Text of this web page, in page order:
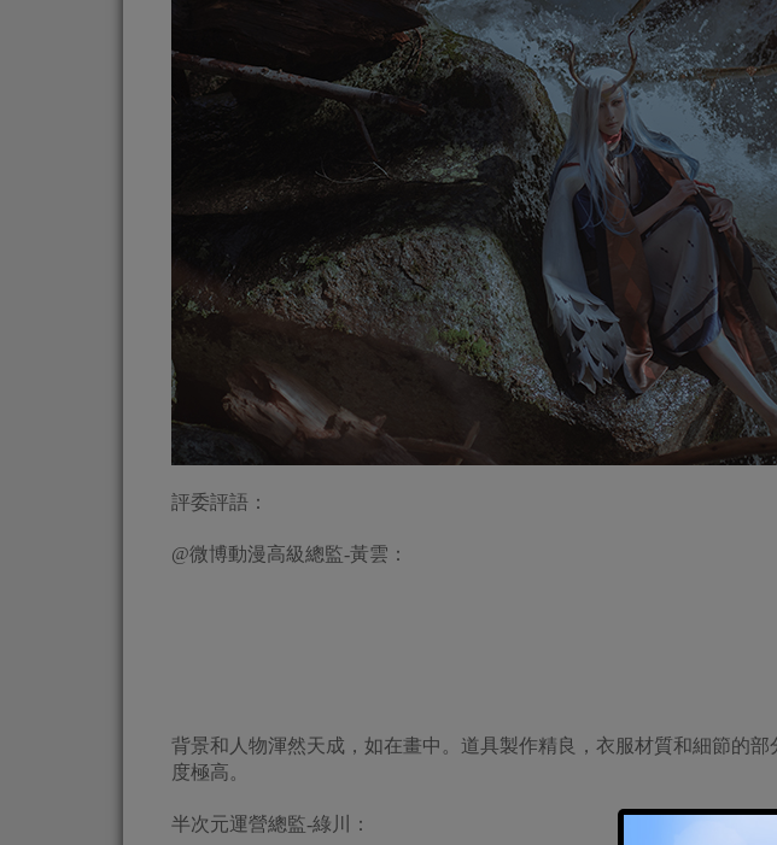
評委評語：
@微博動漫高級總監-黃雲：
背景和人物渾然天成，如在畫中。道具製作精良，衣服材質和細節的部
度極高。
半次元運營總監-綠川：